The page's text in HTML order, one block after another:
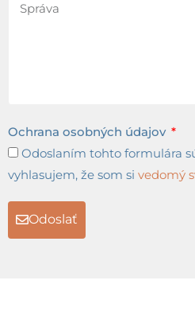
Ochrana osobných údajov
Odoslaním tohto formulára
vyhlasujem, že som si vedomý
Odoslať